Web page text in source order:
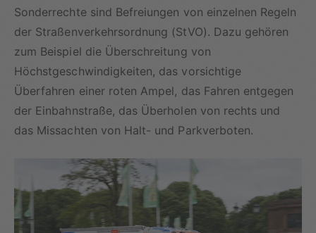
Sonderrechte sind Befreiungen von einzelnen Regeln
der Straßenverkehrsordnung (StVO). Dazu gehören
zum Beispiel die Überschreitung von
Höchstgeschwindigkeiten, das vorsichtige
Überfahren einer roten Ampel, das Fahren entgegen
der Einbahnstraße, das Überholen von rechts und
das Missachten von Halt- und Parkverboten.